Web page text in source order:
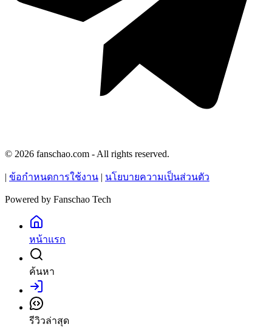
© 2026 fanschao.com - All rights reserved.
ข้อกำหนดการใช้งาน นโยบายความเป็นส่วนตัว
Powered by Fanschao Tech
หน้าแรก
ค้นหา
เข้าสู่ระบบ
รีวิวล่าสุด